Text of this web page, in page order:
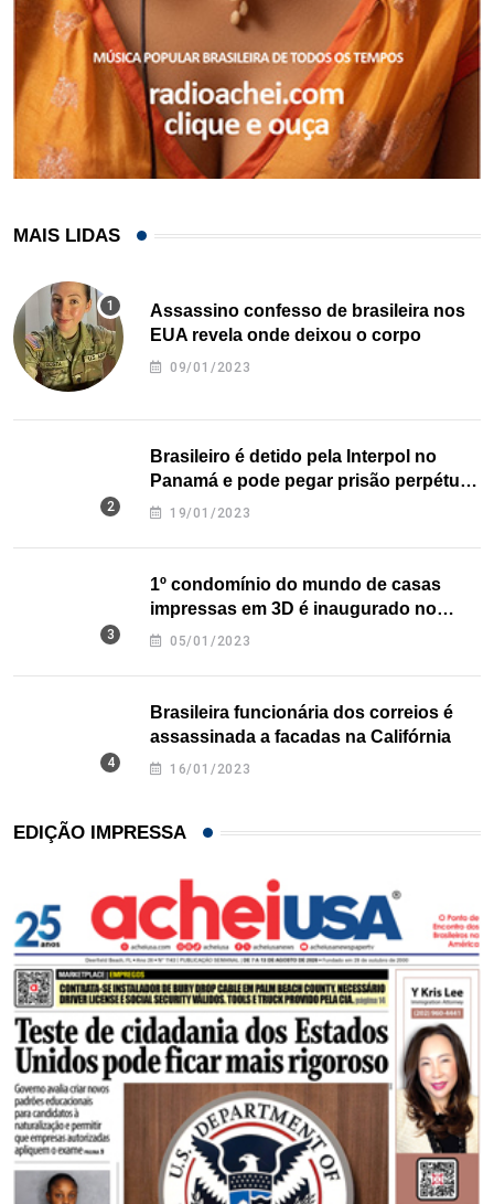
MAIS LIDAS
Assassino confesso de brasileira nos
EUA revela onde deixou o corpo
09/01/2023
Brasileiro é detido pela Interpol no
Panamá e pode pegar prisão perpétua
nos EUA
19/01/2023
1º condomínio do mundo de casas
impressas em 3D é inaugurado no
Texas
05/01/2023
Brasileira funcionária dos correios é
assassinada a facadas na Califórnia
16/01/2023
EDIÇÃO IMPRESSA